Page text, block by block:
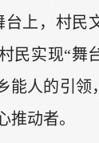
台上，村民
民实现“舞
能人的引领
推动者。